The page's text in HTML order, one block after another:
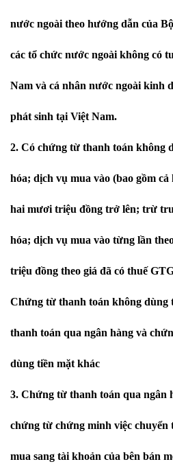
nước ngoài theo hướng dẫn của
các tổ chức nước ngoài không có
Nam và cá nhân nước ngoài kinh
phát sinh tại Việt Nam.
2. Có chứng từ thanh toán không
hóa; dịch vụ mua vào (bao gồm
hai mươi triệu đồng trở lên; trừ
hóa; dịch vụ mua vào từng lần
triệu đồng theo giá đã có thuế
Chứng từ thanh toán không dùng
thanh toán qua ngân hàng và
dùng tiền mặt khác
3. Chứng từ thanh toán qua ngân
chứng từ chứng minh việc chuyển
mua sang tài khoản của bên bán